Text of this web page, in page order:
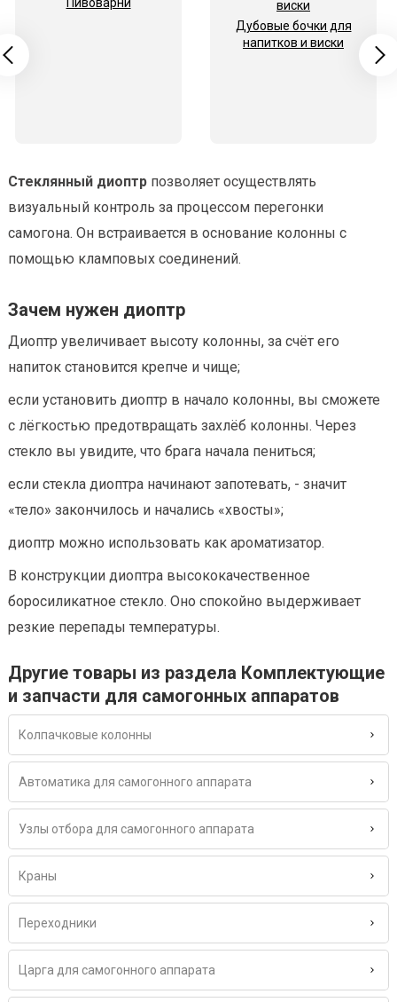
Дубовые бочки для
напитков и виски
Стеклянный диоптр позволяет осуществлять
визуальный контроль за процессом перегонки
самогона. Он встраивается в основание колонны с
помощью кламповых соединений.
Зачем нужен диоптр
Диоптр увеличивает высоту колонны, за счёт его
напиток становится крепче и чище;
если установить диоптр в начало колонны, вы сможете
с лёгкостью предотвращать захлёб колонны. Через
стекло вы увидите, что брага начала пениться;
если стекла диоптра начинают запотевать, - значит
«тело» закончилось и начались «хвосты»;
диоптр можно использовать как ароматизатор.
В конструкции диоптра высококачественное
боросиликатное стекло. Оно спокойно выдерживает
резкие перепады температуры.
Другие товары из раздела Комплектующие
и запчасти для самогонных аппаратов
Колпачковые колонны
Автоматика для самогонного аппарата
Узлы отбора для самогонного аппарата
Краны
Переходники
Царга для самогонного аппарата